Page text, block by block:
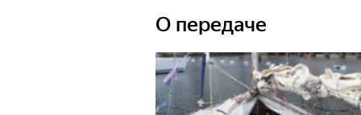
О передаче